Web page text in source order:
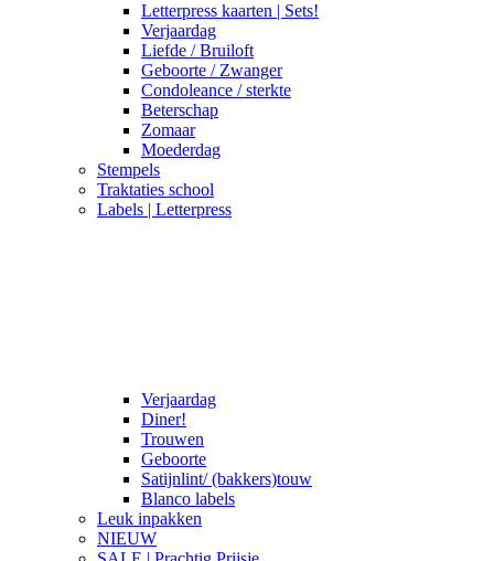
Letterpress kaarten | Sets!
Verjaardag
Liefde / Bruiloft
Geboorte / Zwanger
Condoleance / sterkte
Beterschap
Zomaar
Moederdag
Stempels
Traktaties school
Labels | Letterpress
Verjaardag
Diner!
Trouwen
Geboorte
Satijnlint/ (bakkers)touw
Blanco labels
Leuk inpakken
NIEUW